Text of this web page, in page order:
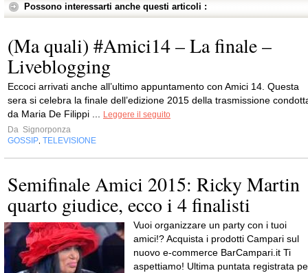
Possono interessarti anche questi articoli :
(Ma quali) #Amici14 – La finale –
Liveblogging
Eccoci arrivati anche all’ultimo appuntamento con Amici 14. Questa
sera si celebra la finale dell’edizione 2015 della trasmissione
da Maria De Filippi ...
Leggere il seguito
Da Signorponza
GOSSIP TELEVISIONE
Semifinale Amici 2015: Ricky Martin
quarto giudice, ecco i 4 finalisti
Vuoi organizzare un party con i tuoi
amici!? Acquista i prodotti Campari sul
nuovo e-commerce BarCampari.it Ti
aspettiamo! Ultima puntata registrata